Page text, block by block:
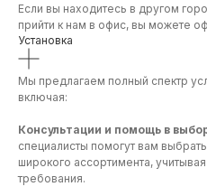
Если вы находитесь в другом
прийти к нам в офис, вы можете
Установка
Мы предлагаем полный спектр
включая:
Консультации и помощь в
специалисты помогут вам
широкого ассортимента,
требования.